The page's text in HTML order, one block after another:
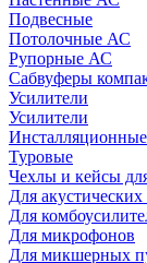
Подвесные
Потолочные АС
Рупорные АС
Сабвуферы
Усилители
Усилители
Инсталляционные
Туровые
Чехлы и кейсы
Для акустических
Для
Для микрофонов
Для микшерных